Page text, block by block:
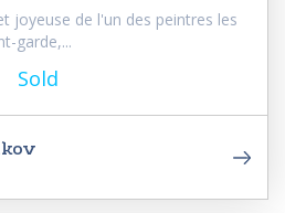
joyeuse de l'un des peintres les
garde,...
Sold